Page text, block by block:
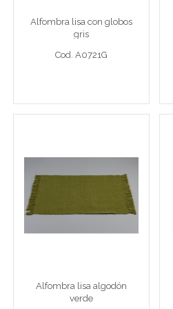
Cod. A0721G
Alfombra lisa con globos
gris
Cod. A0721G
Alfombra lisa algodón
verde
Cod. A0025VD
Alfombra lisa algodón
verde